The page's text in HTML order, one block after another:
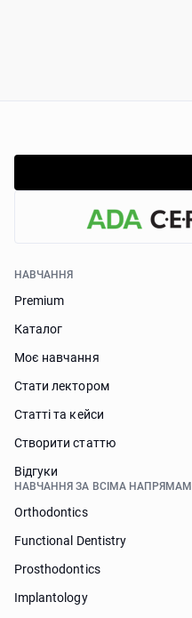
НАВЧАННЯ
Premium
Каталог
Моє навчання
Стати лектором
Статті та кейси
Створити статтю
Відгуки
НАВЧАННЯ ЗА ВСІМА
Orthodontics
Functional Dentistry
Prosthodontics
Implantology